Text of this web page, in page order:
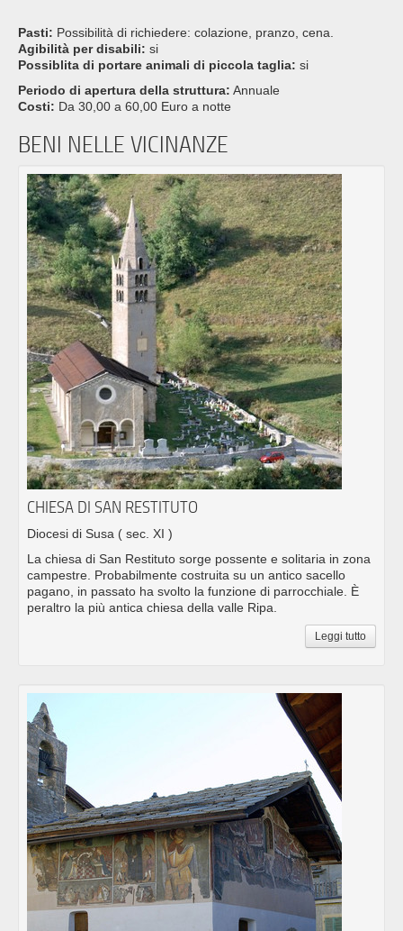
Pasti: Possibilità di richiedere: colazione, pranzo, cena.
Agibilità per disabili: si
Possiblita di portare animali di piccola taglia: si
Periodo di apertura della struttura: Annuale
Costi: Da 30,00 a 60,00 Euro a notte
BENI NELLE VICINANZE
CHIESA DI SAN RESTITUTO
Diocesi di Susa ( sec. XI )
La chiesa di San Restituto sorge possente e solitaria in zona
campestre. Probabilmente costruita su un antico sacello
pagano, in passato ha svolto la funzione di parrocchiale. È
peraltro la più antica chiesa della valle Ripa.
Leggi tutto